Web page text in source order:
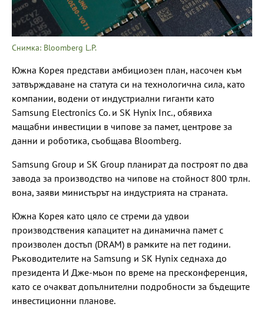
Снимка: Bloomberg L.P.
Южна Корея представи амбициозен план, насочен към
затвърждаване на статута си на технологична сила, като
компании, водени от индустриални гиганти като
Samsung Electronics Co. и SK Hynix Inc., обявиха
мащабни инвестиции в чипове за памет, центрове за
данни и роботика, съобщава Bloomberg.
Samsung Group и SK Group планират да построят по два
завода за производство на чипове на стойност 800 трлн.
вона, заяви министърът на индустрията на страната.
Южна Корея като цяло се стреми да удвои
производствения капацитет на динамична памет с
произволен достъп (DRAM) в рамките на пет години.
Ръководителите на Samsung и SK Hynix седнаха до
президента И Дже-мьон по време на пресконференция,
като се очакват допълнителни подробности за бъдещите
инвестиционни планове.